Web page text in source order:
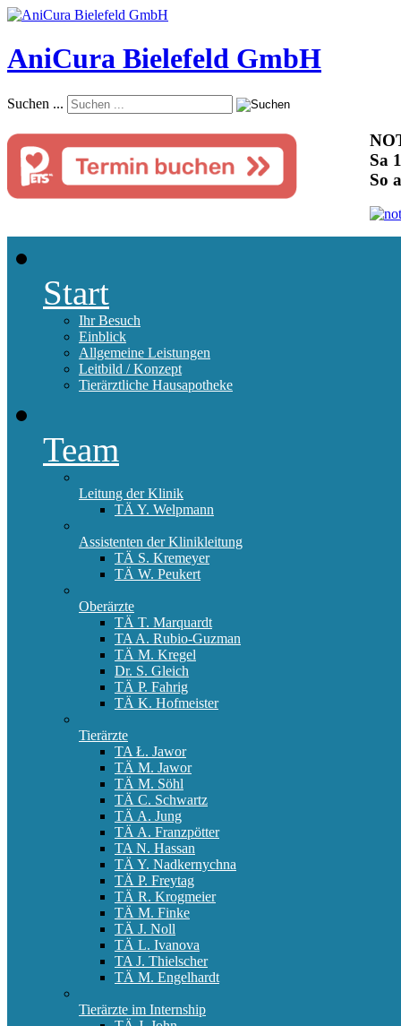
AniCura Bielefeld GmbH
Suchen ...
Sa
So
Start
Ihr Besuch
Einblick
Allgemeine Leistungen
Leitbild / Konzept
Tierärztliche Hausapotheke
Team
Leitung der Klinik
TÄ Y. Welpmann
Assistenten der Klinikleitung
TÄ S. Kremeyer
TÄ W. Peukert
Oberärzte
TÄ T. Marquardt
TA A. Rubio-Guzman
TÄ M. Kregel
Dr. S. Gleich
TÄ P. Fahrig
TÄ K. Hofmeister
Tierärzte
TA Ł. Jawor
TÄ M. Jawor
TÄ M. Söhl
TÄ C. Schwartz
TÄ A. Jung
TÄ A. Franzpötter
TA N. Hassan
TÄ Y. Nadkernychna
TÄ P. Freytag
TÄ R. Krogmeier
TÄ M. Finke
TÄ J. Noll
TÄ L. Ivanova
TA J. Thielscher
TÄ M. Engelhardt
Tierärzte im Internship